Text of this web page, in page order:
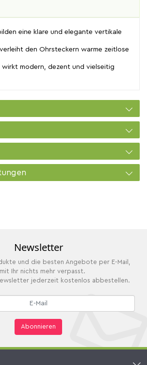
eine klare und elegante vertikale
den Ohrsteckern warme zeitlose
wirkt modern, dezent und vielseitig
Newsletter
und die besten Angebote per E-Mail,
Ihr nichts mehr verpasst.
jederzeit kostenlos abbestellen.
Abonnieren